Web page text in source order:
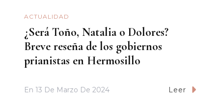
ACTUALIDAD
¿Será Toño, Natalia o Dolores?
Breve reseña de los gobiernos
prianistas en Hermosillo
En 13 De Marzo De 2024 Leer